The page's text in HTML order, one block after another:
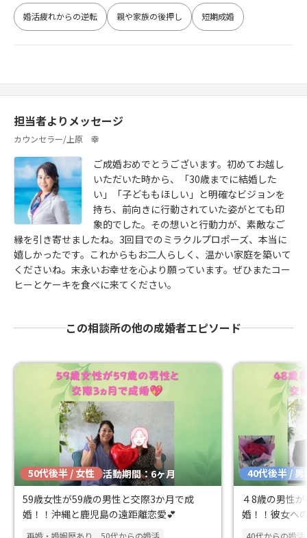
婚活疲れからの逆転 親や家族の後押し 短期成婚
担当者よりメッセージ
カウンセラー/上原 幸
ご成婚おめでとうございます。初めてお越し
いただいた時から、「30歳までに結婚した
い」「子どももほしい」と明確なビジョンを
持ち、前向きに行動されていた姿がとても印
象的でした。その想いと行動力が、素敵なご
縁を引き寄せましたね。3回目でのミラクルプロポーズ、本当に
嬉しかったです。これからもお二人らしく、温かい家庭を築いて
くださいね。末永いお幸せを心より願っています。ぜひまたコー
ヒーとケーキを食べに来てください。
この相談所の他の成婚者エピソード
50代後半 / 女性 活動期間：6ヶ月
59歳女性が59歳の男性と交際3か月で成
婚！！沖縄と鹿児島の遠距離恋愛💕
再婚・婚姻歴あり 50代からの婚活
40代後半 / 男
４8歳の男性
婚！！彼女へ
40代からの婚活